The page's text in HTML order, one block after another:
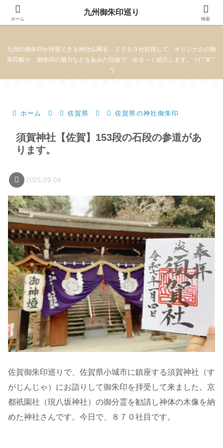
九州御朱印巡り
九州の御朱印が拝受できる神社仏閣を、２０００社目指して、オリジナルの御
朱印帳や、御朱印の魅力などをあみだ目線で、ゆる～く紹介します。ヾ(￣∀￣
*)
ホーム 佐賀県 佐賀県の神社御朱印
須賀神社【佐賀】153段の石段の参道があ
ります。
2025.09.04
佐賀御朱印巡りで、佐賀県小城市に鎮座する須賀神社（す
がじんじゃ）にお詣りして御朱印を拝受して来ました。京
都祇園社（現八坂神社）の御分霊を勧請し神体の木像を納
めた神社さんです。今日で、８７０社目です。
ホーム
九州御朱印巡り
検索